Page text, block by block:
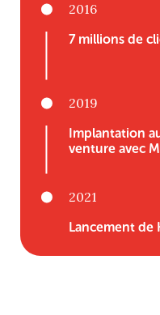
2016
7 millions de
2019
Implantation
venture avec
2021
Lancement de